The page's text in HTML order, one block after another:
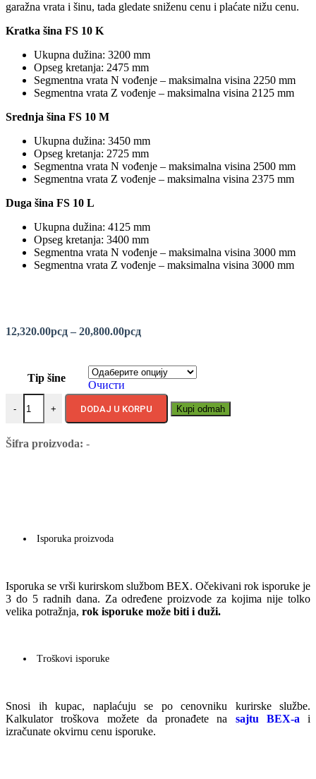
garažna vrata i šinu, tada gledate sniženu cenu i plaćate nižu cenu.
Kratka šina FS 10 K
Ukupna dužina: 3200 mm
Opseg kretanja: 2475 mm
Segmentna vrata N vođenje – maksimalna visina 2250 mm
Segmentna vrata Z vođenje – maksimalna visina 2125 mm
Srednja šina FS 10 M
Ukupna dužina: 3450 mm
Opseg kretanja: 2725 mm
Segmentna vrata N vođenje – maksimalna visina 2500 mm
Segmentna vrata Z vođenje – maksimalna visina 2375 mm
Duga šina FS 10 L
Ukupna dužina: 4125 mm
Opseg kretanja: 3400 mm
Segmentna vrata N vođenje – maksimalna visina 3000 mm
Segmentna vrata Z vođenje – maksimalna visina 3000 mm
12,320.00рсд – 20,800.00рсд
Tip šine
Очисти
- + DODAJ U KORPU Kupi odmah
Šifra proizvoda: -
Isporuka proizvoda
Isporuka se vrši kurirskom službom BEX. Očekivani rok isporuke je
3 do 5 radnih dana. Za određene proizvode za kojima nije tolko
velika potražnja, rok isporuke može biti i duži.
Troškovi isporuke
Snosi ih kupac, naplaćuju se po cenovniku kurirske službe.
Kalkulator troškova možete da pronađete na sajtu BEX-a i
izračunate okvirnu cenu isporuke.